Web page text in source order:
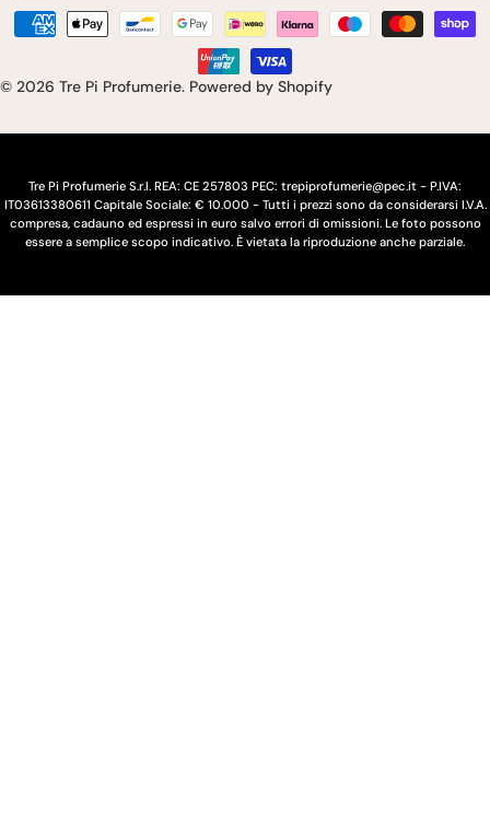
n
u
e
s
e
e
g
o
© 2026 Tre Pi Profumerie. Powered by Shopify
Modalità
Tre Pi Profumerie S.r.l. REA: CE 257803 PEC: trepiprofumerie@pec.it - P.IVA:
IT03613380611 Capitale Sociale: € 10.000 - Tutti i prezzi sono da considerarsi I.V.A.
compresa, cadauno ed espressi in euro salvo errori di omissioni. Le foto possono
essere a semplice scopo indicativo. È vietata la riproduzione anche parziale.